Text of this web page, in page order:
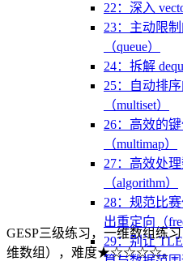
22：深入
23：主动限
（queue）
24：拆解
25：自动排
（multiset）
26：高效的
（multimap）
27：高效处
（algorithm）
28：规范比
出重定向（
29：别让
GESP三级练习，一维数组练
维数组），难度★☆☆☆☆。